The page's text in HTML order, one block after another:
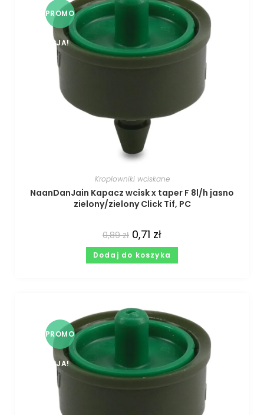
PROMO
CJA!
Kroplowniki wciskane
NaanDanJain Kapacz wcisk x taper F 8l/h jasno
zielony/zielony Click Tif, PC
0,89zł 0,71 zł
Dodaj do koszyka
PROMO
CJA!